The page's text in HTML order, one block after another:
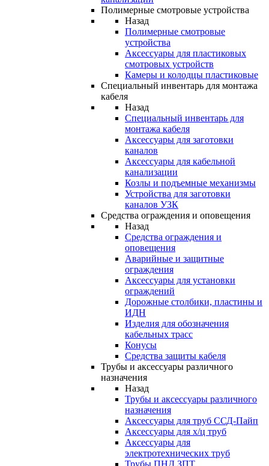
Полимерные смотровые устройства
Назад
Полимерные смотровые
устройства
Аксессуары для пластиковых
смотровых устройств
Камеры и колодцы пластиковые
Специальный инвентарь для монтажа
кабеля
Назад
Специальный инвентарь для
монтажа кабеля
Аксессуары для заготовки
каналов
Аксессуары для кабельной
канализации
Козлы и подъемные механизмы
Устройства для заготовки
каналов УЗК
Средства ограждения и оповещения
Назад
Средства ограждения и
оповещения
Аварийные и защитные
ограждения
Аксессуары для установки
ограждений
Дорожные столбики, пластины и
ИДН
Изделия для обозначения
кабельных трасс
Конусы
Средства защиты кабеля
Трубы и аксессуары различного
назначения
Назад
Трубы и аксессуары различного
назначения
Аксессуары для труб ССД-Пайп
Аксессуары для х/ц труб
Аксессуары для
электротехнических труб
Трубы ПНД ЗПТ